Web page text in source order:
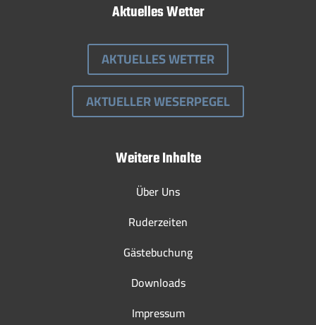
Aktuelles Wetter
AKTUELLES WETTER
AKTUELLER WESERPEGEL
Weitere Inhalte
Über Uns
Ruderzeiten
Gästebuchung
Downloads
Impressum